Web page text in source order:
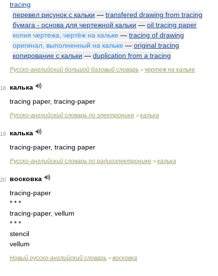
tracing
перевел рисунок с кальки — transfered drawing from tracing
бумага - основа для чертежной кальки — oil tracing paper
копия чертежа, чертёж на кальке — tracing of drawing
оригинал, выполненный на кальке — original tracing
копирование с кальки — duplication from a tracing
Русско-английский большой базовый словарь > чертеж на кальке
18
калька
tracing paper, tracing-paper
Русско-английский словарь по электронике > калька
19
калька
tracing-paper, tracing paper
Русско-английский словарь по радиоэлектронике > калька
20
восковка
tracing-paper
* * *
tracing-paper, vellum
* * *
stencil
vellum
Новый русско-английский словарь > восковка